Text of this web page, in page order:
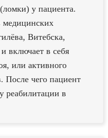
у пациента.
медицинских
Витебска,
включает в себя
или активного
После чего пациент
реабилитации в